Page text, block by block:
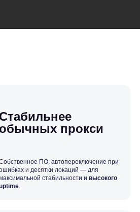
Стабильнее
обычных прокси
ПО, автопереключение при
и десятки локаций — для
стабильности и высокого
.